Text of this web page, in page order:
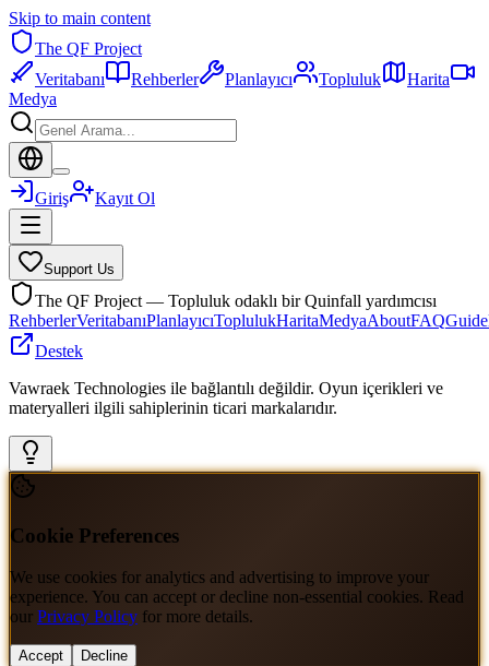
Skip to main content
The QF Project
Veritabanı
Rehberler Planlayıcı Topluluk
Harita
Medya
Giriş Kayıt Ol
Support Us
The QF Project — Topluluk odaklı bir Quinfall yardımcısı
RehberlerVeritabanıPlanlayıcıToplulukHaritaMedyaAboutFAQ
Destek
Vawraek Technologies ile bağlantılı değildir. Oyun içerikleri ve
materyalleri ilgili sahiplerinin ticari markalarıdır.
Cookie Preferences
We use cookies for analytics and advertising to improve your
experience. You can accept or decline non-essential cookies. Read
our Privacy Policy for more details.
Accept Decline